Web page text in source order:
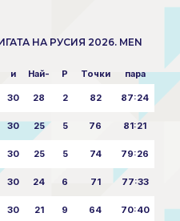
НА РУСИЯ 2026. MEN
и Най- P Точки пара
30 28 2 82 87:24
30 25 5 76 81:21
30 25 5 74 79:26
30 24 6 71 77:33
30 21 9 64 70:40